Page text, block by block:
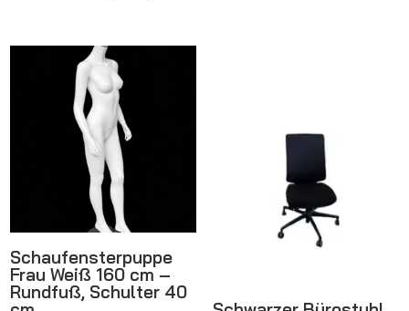
CHF 225.00.
Schaufensterpuppe
Frau Weiß 160 cm –
Rundfuß, Schulter 40